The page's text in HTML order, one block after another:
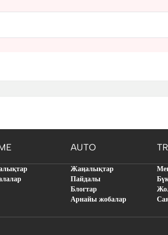
AUTO
Жаңалықтар
Пайдалы
Блогтар
Арнайы жобалар